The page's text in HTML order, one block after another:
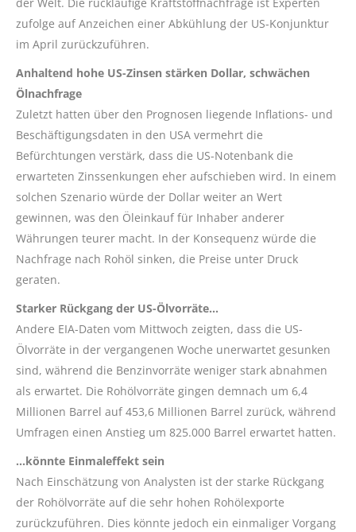
zufolge auf Anzeichen einer Abkühlung der US-Konjunktur
im April zurückzuführen.
Anhaltend hohe US-Zinsen stärken Dollar, schwächen
Ölnachfrage
Zuletzt hatten über den Prognosen liegende Inflations- und
Beschäftigungsdaten in den USA vermehrt die
Befürchtungen verstärk, dass die US-Notenbank die
erwarteten Zinssenkungen eher aufschieben wird. In einem
solchen Szenario würde der Dollar weiter an Wert
gewinnen, was den Öleinkauf für Inhaber anderer
Währungen teurer macht. In der Konsequenz würde die
Nachfrage nach Rohöl sinken, die Preise unter Druck
geraten.
Starker Rückgang der US-Ölvorräte…
Andere EIA-Daten vom Mittwoch zeigten, dass die US-
Ölvorräte in der vergangenen Woche unerwartet gesunken
sind, während die Benzinvorräte weniger stark abnahmen
als erwartet. Die Rohölvorräte gingen demnach um 6,4
Millionen Barrel auf 453,6 Millionen Barrel zurück, während
Umfragen einen Anstieg um 825.000 Barrel erwartet hatten.
…könnte Einmaleffekt sein
Nach Einschätzung von Analysten ist der starke Rückgang
der Rohölvorräte auf die sehr hohen Rohölexporte
zurückzuführen. Dies könnte jedoch ein einmaliger Vorgang